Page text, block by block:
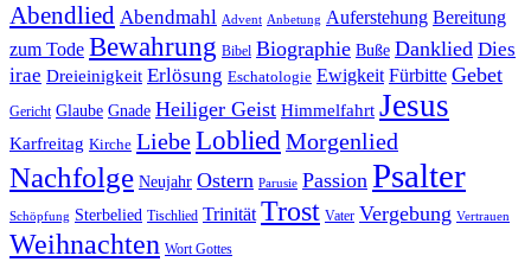
Abendlied Abendmahl Advent Anbetung Auferstehung Bereitung
zum Tode Bewahrung Bibel Biographie Buße Danklied Dies
irae Dreieinigkeit Erlösung Eschatologie Ewigkeit Fürbitte Gebet
Gericht Glaube Gnade Heiliger Geist Himmelfahrt Jesus
Karfreitag Kirche LiebeLobliedMorgenlied
Nachfolge Neujahr Ostern Parusie Passion Psalter
Schöpfung Sterbelied Tischlied Trinität Trost Vater Vergebung Vertrauen
Weihnachten Wort Gottes